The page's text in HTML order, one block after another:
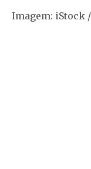
Imagem: iStock